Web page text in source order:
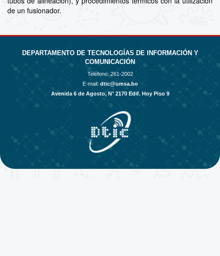
de un fusionador.
DEPARTAMENTO DE TECNOLOGÍAS DE INFORMACIÓN Y
COMUNICACIÓN
Teléfono: 261-2002
E-mail: dtic@umsa.bo
Avenida 6 de Agosto, N° 2170 Edif. Hoy Piso 9